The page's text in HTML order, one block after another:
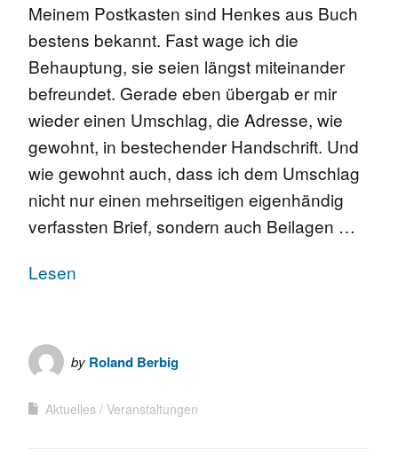
Meinem Postkasten sind Henkes aus Buch
bestens bekannt. Fast wage ich die
Behauptung, sie seien längst miteinander
befreundet. Gerade eben übergab er mir
wieder einen Umschlag, die Adresse, wie
gewohnt, in bestechender Handschrift. Und
wie gewohnt auch, dass ich dem Umschlag
nicht nur einen mehrseitigen eigenhändig
verfassten Brief, sondern auch Beilagen …
Lesen
by Roland Berbig
Aktuelles Veranstaltungen